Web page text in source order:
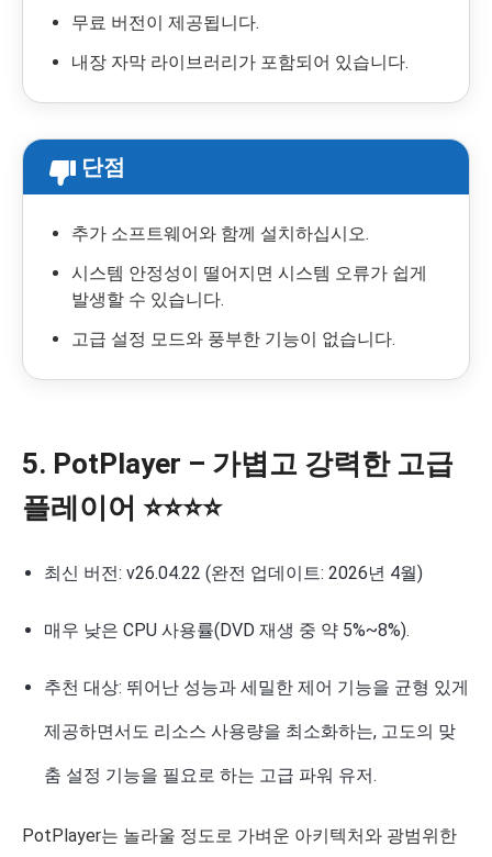
무료 버전이 제공됩니다.
내장 자막 라이브러리가 포함되어 있습니다.
단점
추가 소프트웨어와 함께 설치하십시오.
시스템 안정성이 떨어지면 시스템 오류가 쉽게
발생할 수 있습니다.
고급 설정 모드와 풍부한 기능이 없습니다.
5. PotPlayer – 가볍고 강력한 고급
플레이어 ⭐⭐⭐⭐
최신 버전: v26.04.22 (완전 업데이트: 2026년 4월)
매우 낮은 CPU 사용률(DVD 재생 중 약 5%~8%).
추천 대상: 뛰어난 성능과 세밀한 제어 기능을 균형 있게
제공하면서도 리소스 사용량을 최소화하는, 고도의 맞
춤 설정 기능을 필요로 하는 고급 파워 유저.
PotPlayer는 놀라울 정도로 가벼운 아키텍처와 광범위한